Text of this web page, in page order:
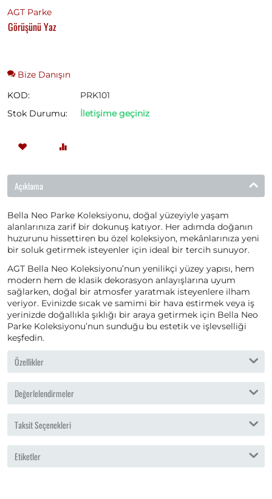
AGT Parke
Görüşünü Yaz
Bize Danışın
KOD:
PRK101
Stok Durumu:
İletişime geçiniz
Açıklama
Bella Neo Parke Koleksiyonu, doğal yüzeyiyle yaşam
alanlarınıza zarif bir dokunuş katıyor. Her adımda doğanın
huzurunu hissettiren bu özel koleksiyon, mekânlarınıza yeni
bir soluk getirmek isteyenler için ideal bir tercih sunuyor.
AGT Bella Neo Koleksiyonu’nun yenilikçi yüzey yapısı, hem
modern hem de klasik dekorasyon anlayışlarına uyum
sağlarken, doğal bir atmosfer yaratmak isteyenlere ilham
veriyor. Evinizde sıcak ve samimi bir hava estirmek veya iş
yerinizde doğallıkla şıklığı bir araya getirmek için Bella Neo
Parke Koleksiyonu’nun sunduğu bu estetik ve işlevselliği
keşfedin.
Özellikler
Değerlelendirmeler
Taksit Seçenekleri
Etiketler